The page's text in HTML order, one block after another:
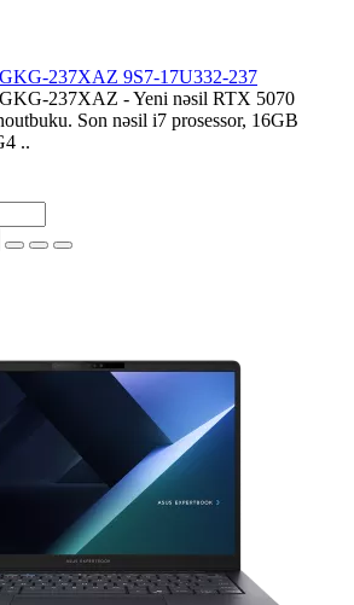
237XAZ 9S7-17U332-237
237XAZ - Yeni nəsil RTX 5070
Son nəsil i7 prosessor, 16GB
..